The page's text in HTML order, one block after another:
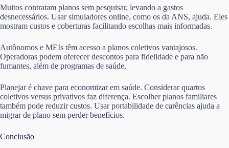
Muitos contratam planos sem pesquisar, levando a gastos
desnecessários. Usar simuladores online, como os da ANS, ajuda. Eles
mostram custos e coberturas facilitando escolhas mais informadas.
Autônomos e MEIs têm acesso a planos coletivos vantajosos.
Operadoras podem oferecer descontos para fidelidade e para não
fumantes, além de programas de saúde.
Planejar é chave para economizar em saúde. Considerar quartos
coletivos versus privativos faz diferença. Escolher planos familiares
também pode reduzir custos. Usar portabilidade de carências ajuda a
migrar de plano sem perder benefícios.
Conclusão